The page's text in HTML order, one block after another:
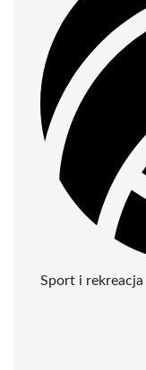
Sport i rekreacja